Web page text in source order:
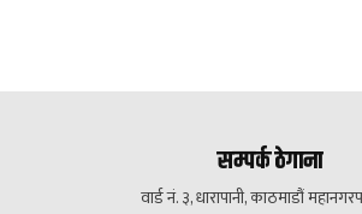
सम्पर्क ठेगाना
वार्ड नं. ३, धारापानी, काठमाडौं